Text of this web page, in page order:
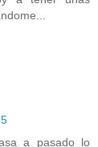
a pasado lo